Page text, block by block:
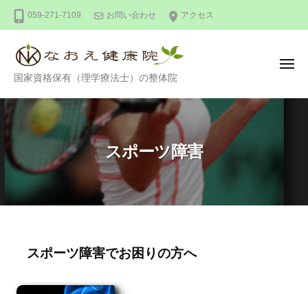
ン
へ
キ
ッ
059-271-7109 お問い合わせ アクセス
整
体
え
健
康
国家資格保有（理学療法士）の整体院
メ
スポーツ障害
ス
ポ
スポーツ障害でお困りの方へ
体
な
お
え
健
康